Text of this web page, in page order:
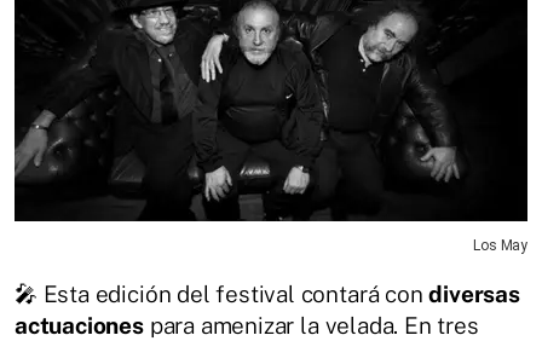
Los May
🎤 Esta edición del festival contará condiversas
actuacionespara amenizar la velada. En tres